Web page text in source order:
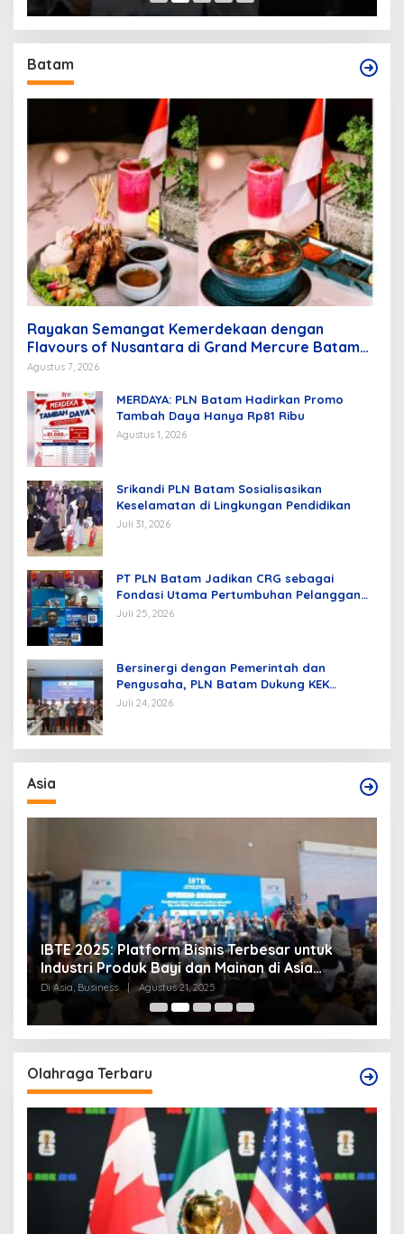
Batam
Rayakan Semangat Kemerdekaan dengan
Flavours of Nusantara di Grand Mercure Batam
Centre
Agustus 7, 2026
MERDAYA: PLN Batam Hadirkan Promo
Tambah Daya Hanya Rp81 Ribu
Agustus 1, 2026
Srikandi PLN Batam Sosialisasikan
Keselamatan di Lingkungan Pendidikan
Juli 31, 2026
PT PLN Batam Jadikan CRG sebagai
Fondasi Utama Pertumbuhan Pelanggan
dan Pembangunan Infrastruktur
Juli 25, 2026
Bersinergi dengan Pemerintah dan
Pengusaha, PLN Batam Dukung KEK
Tanjung Sauh sebagai Hub Energi Baru
Juli 24, 2026
Asia
IBTE 2025: Platform Bisnis Terbesar untuk
Industri Produk Bayi dan Mainan di Asia
Tenggara
Di Asia, Business | Agustus 21, 2025
Olahraga Terbaru